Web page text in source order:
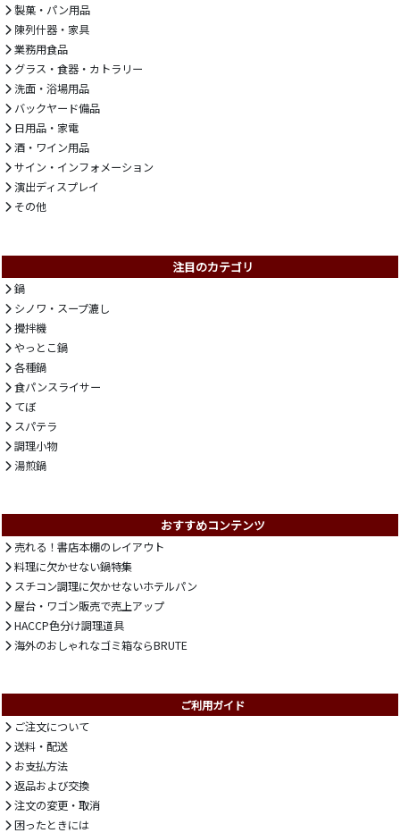
製菓・パン用品
陳列什器・家具
業務用食品
グラス・食器・カトラリー
洗面・浴場用品
バックヤード備品
日用品・家電
酒・ワイン用品
サイン・インフォメーション
演出ディスプレイ
その他
注目のカテゴリ
鍋
シノワ・スープ漉し
攪拌機
やっとこ鍋
各種鍋
食パンスライサー
てぼ
スパテラ
調理小物
湯煎鍋
おすすめコンテンツ
売れる！書店本棚のレイアウト
料理に欠かせない鍋特集
スチコン調理に欠かせないホテルパン
屋台・ワゴン販売で売上アップ
HACCP色分け調理道具
海外のおしゃれなゴミ箱ならBRUTE
ご利用ガイド
ご注文について
送料・配送
お支払方法
返品および交換
注文の変更・取消
困ったときには